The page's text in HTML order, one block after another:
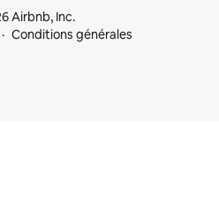
Airbnb, Inc.
Conditions générales